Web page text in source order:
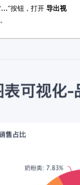
…”按钮，打开 导出视